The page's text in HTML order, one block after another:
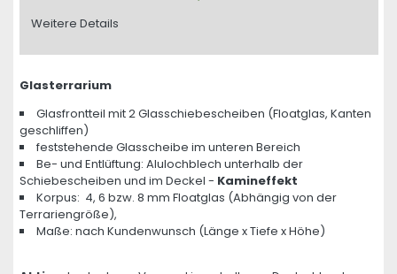
Weitere Details
Glasterrarium
Glasfrontteil mit 2 Glasschiebescheiben (Floatglas, Kanten
geschliffen)
feststehende Glasscheibe im unteren Bereich
Be- und Entlüftung: Alulochblech unterhalb der
Schiebescheiben und im Deckel - Kamineffekt
Korpus: 4, 6 bzw. 8 mm Floatglas (Abhängig von der
Terrariengröße),
Maße: nach Kundenwunsch (Länge x Tiefe x Höhe)